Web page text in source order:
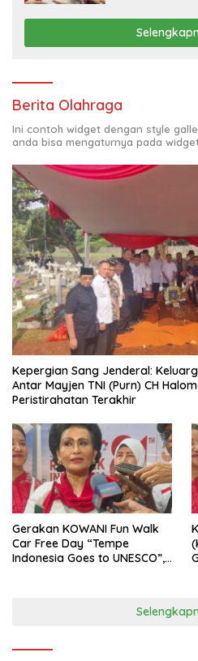
Berita Olahraga
Ini contoh widget dengan style
anda bisa mengaturnya pada
Kepergian Sang Jenderal:
Antar Mayjen TNI (Purn) CH
Peristirahatan Terakhir
Gerakan KOWANI Fun Walk
Car Free Day “Tempe
Indonesia Goes to UNESCO”,